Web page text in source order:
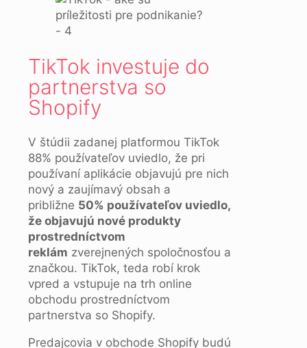
TikTok investuje do
partnerstva so
Shopify
V štúdii zadanej platformou TikTok
88% používateľov uviedlo, že pri
používaní aplikácie objavujú pre nich
nový a zaujímavý obsah a
približne 50% používateľov uviedlo,
že objavujú nové produkty
prostredníctvom
reklám zverejnených spoločnosťou a
značkou. TikTok, teda robí krok
vpred a vstupuje na trh online
obchodu prostredníctvom
partnerstva so Shopify.
Predajcovia v obchode Shopify budú